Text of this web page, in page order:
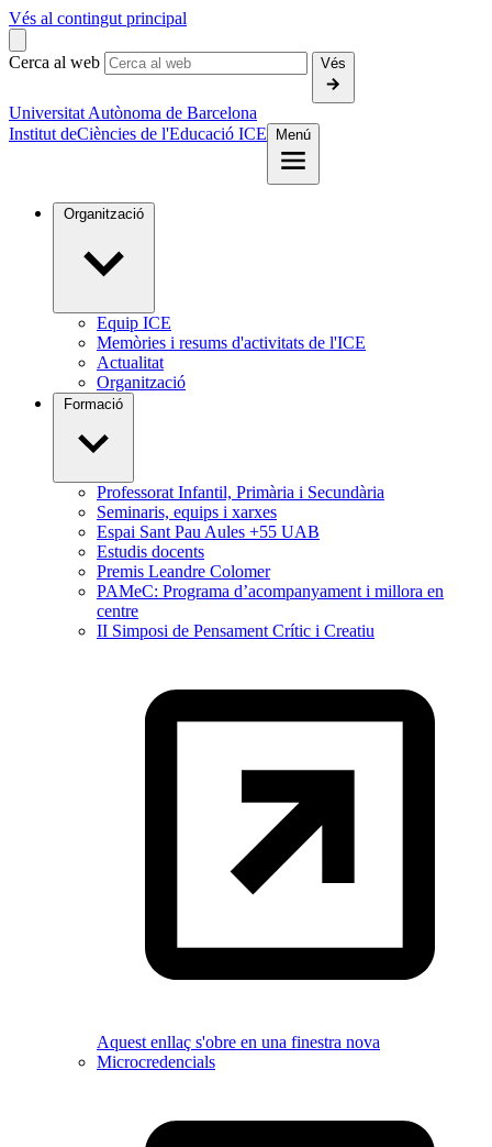
Vés al contingut principal
Cerca al web Vés
Universitat Autònoma de Barcelona
Institut deCiències de l'Educació ICE Menú
Organització
Equip ICE
Memòries i resums d'activitats de l'ICE
Actualitat
Organització
Formació
Professorat Infantil, Primària i Secundària
Seminaris, equips i xarxes
Espai Sant Pau Aules +55 UAB
Estudis docents
Premis Leandre Colomer
PAMeC: Programa d’acompanyament i millora en
centre
II Simposi de Pensament Crític i Creatiu
Aquest enllaç s'obre en una finestra nova
Microcredencials